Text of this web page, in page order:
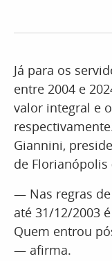
Já para os
entre 2004 e
valor integral e
Giannini,
de Florianópolis
— Nas regras
até 31/12/2003
Quem entrou
— afirma.